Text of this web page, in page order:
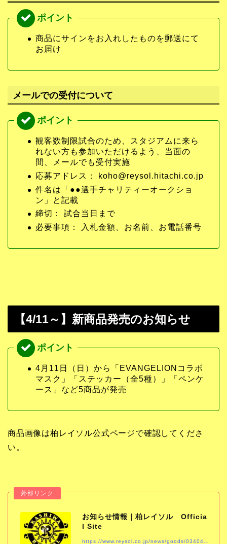
商品にサインをお入れしたものを郵送にて
お届け
メールでの受付について
観客数制限試合のため、スタジアムに来ら
れない方も参加いただけるよう、当面の
間、メールでも受付実施
応募アドレス： koho@reysol.hitachi.co.jp
件名は「●●選手チャリティーオークショ
ン」と記載
締切： 試合当日まで
必要事項： 入札金額、お名前、お電話番号
【4/11～】新商品発売のお知らせ
4月11日（日）から「EVANGELIONコラボ
マスク」「ステッカー（全5種）」「ペンケ
ース」など5商品が発売
商品画像は柏レイソル公式ページで確認してくださ
い。
お知らせ情報｜柏レイソル Officia
l Site